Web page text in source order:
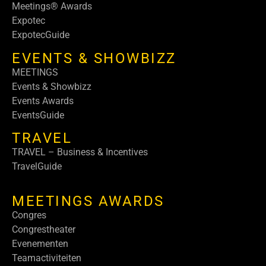
Meetings® Awards
Expotec
ExpotecGuide
EVENTS & SHOWBIZZ
MEETINGS
Events & Showbizz
Events Awards
EventsGuide
TRAVEL
TRAVEL – Business & Incentives
TravelGuide
MEETINGS AWARDS
Congres
Congrestheater
Evenementen
Teamactiviteiten